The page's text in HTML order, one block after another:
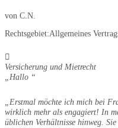
von C.N.
Rechtsgebiet:Allgemeines
Versicherung und Mietrecht
Hallo
Erstmal möchte ich mich bei
wirklich mehr als engagiert! In
üblichen Verhältnisse hinweg.